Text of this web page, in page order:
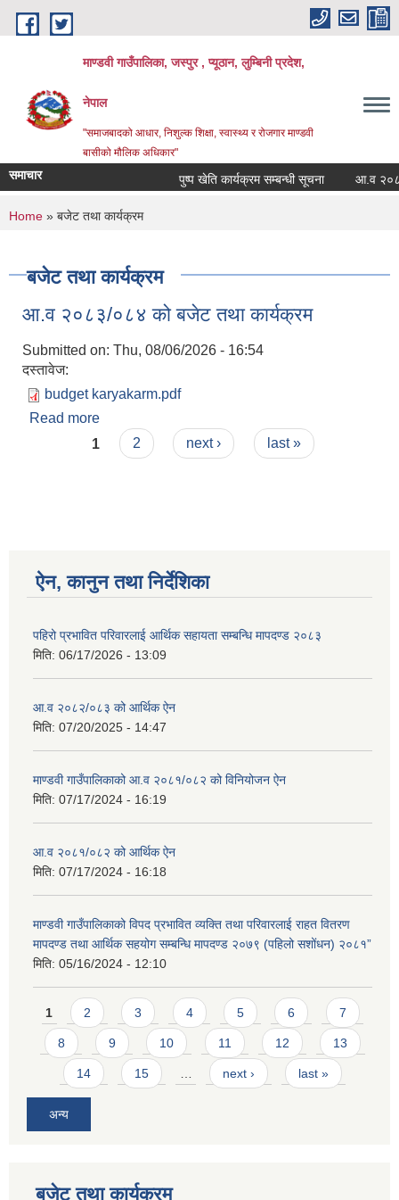
Skip to main content
माण्डवी गाउँपालिका, जस्पुर , प्यूठान, लुम्बिनी प्रदेश,
नेपाल
"समाजबादको आधार, निशुल्क शिक्षा, स्वास्थ्य र रोजगार माण्डवी
बासीको मौलिक अधिकार"
समाचार पुष्प खेति कार्यक्रम सम्बन्धी सूचना आ.व २०८३/
You are here
Home » बजेट तथा कार्यक्रम
बजेट तथा कार्यक्रम
आ.व २०८३/०८४ को बजेट तथा कार्यक्रम
Submitted on: Thu, 08/06/2026 - 16:54
दस्तावेज:
budget karyakarm.pdf
Read more
Pages
1 2 next › last »
ऐन, कानुन तथा निर्देशिका
पहिरो प्रभावित परिवारलाई आर्थिक सहायता सम्बन्धि मापदण्ड २०८३
मिति: 06/17/2026 - 13:09
आ.व २०८२/०८३ को आर्थिक ऐन
मिति: 07/20/2025 - 14:47
माण्डवी गाउँपालिकाको आ.व २०८१/०८२ को विनियोजन ऐन
मिति: 07/17/2024 - 16:19
आ.व २०८१/०८२ को आर्थिक ऐन
मिति: 07/17/2024 - 16:18
माण्डवी गाउँपालिकाको विपद प्रभावित व्यक्ति तथा परिवारलाई राहत वितरण
मापदण्ड तथा आर्थिक सहयोग सम्बन्धि मापदण्ड २०७९ (पहिलो सशोंधन) २०८१”
मिति: 05/16/2024 - 12:10
Pages
1 2 3 4 5 6 7
8 9 10 11 12 13
14 15 next › last »
अन्य
बजेट तथा कार्यक्रम